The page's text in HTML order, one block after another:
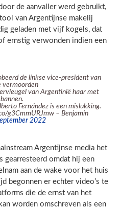
de aanvaller werd gebruikt,
van Argentijnse makelij
geladen met vijf kogels, dat
ernstig verwonden indien een
de linkse vice-president van
vermoorden
van Argentinië haar met
Fernández is een mislukking.
g3CmmURJmw – Benjamin
2022
Argentijnse media het
gearresteerd omdat hij een
aan de wake voor het huis
begonnen er echter video’s te
die de ernst van het
worden omschreven als een